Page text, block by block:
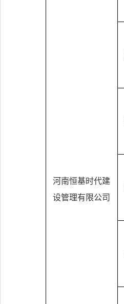
河南恒基时代建
设管理有限公司